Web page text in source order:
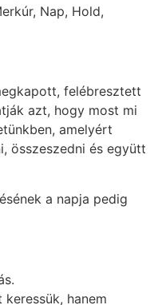
Nap, Hold,
felébresztett
azt, hogy most mi
amelyért
összeszedni és együtt
a napja pedig
hanem